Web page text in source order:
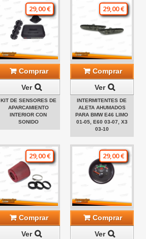
29,00 €
Comprar
Ver
KIT DE SENSORES DE
APARCAMIENTO
INTERIOR CON
SONIDO
29,00 €
Comprar
Ver
INTERMITENTES DE
ALETA AHUMADOS
PARA BMW E46 LIMO
01-05, E60 03-07, X3
03-10
29,00 €
Comprar
Ver
29,00 €
Comprar
Ver